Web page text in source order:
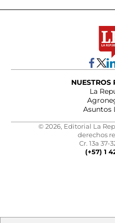
NUESTROS
La
Asuntos
© 2026, Editorial La
derechos
Cr. 13a 37-
(+57) 1